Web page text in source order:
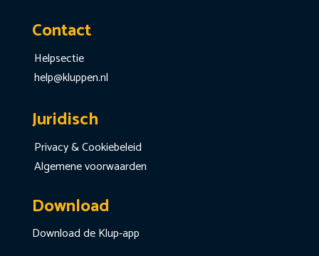
Contact
Helpsectie
help@kluppen.nl
Juridisch
Privacy & Cookiebeleid
Algemene voorwaarden
Download
Download de Klup-app